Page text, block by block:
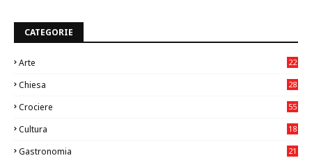
CATEGORIE
Arte
22
Chiesa
28
Crociere 55
Cultura
18
Gastronomia
21